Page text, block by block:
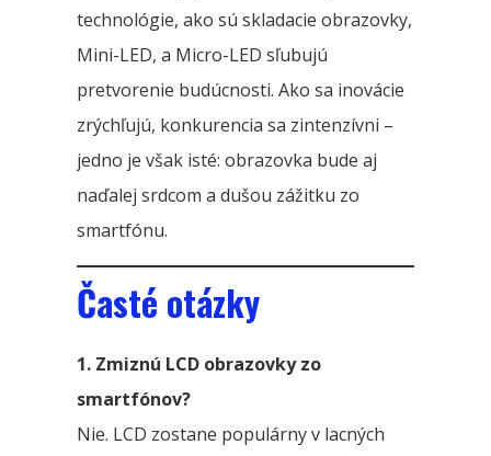
technológie, ako sú skladacie obrazovky,
Mini-LED, a Micro-LED sľubujú
pretvorenie budúcnosti. Ako sa inovácie
zrýchľujú, konkurencia sa zintenzívni –
jedno je však isté: obrazovka bude aj
naďalej srdcom a dušou zážitku zo
smartfónu.
Časté otázky
1. Zmiznú LCD obrazovky zo
smartfónov?
Nie. LCD zostane populárny v lacných